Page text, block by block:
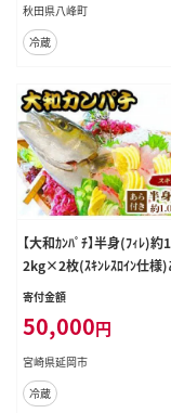
秋田県八峰町
冷蔵
【大和ｶﾝﾊﾟﾁ】半身(ﾌｨﾚ)
2kg×2枚(ｽｷﾝﾚｽﾛｲﾝ仕様)
72-YD0193
寄付金額
50,000円
宮崎県延岡市
冷蔵